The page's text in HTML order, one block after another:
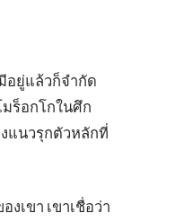
อยู่แล้วก็จำกัด
ร็อกโกในศึก
แนวรุกตัวหลักที่
เขา เขาเชื่อว่า